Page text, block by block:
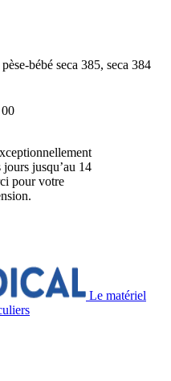
bébé seca 385, seca 384
jusqu’au 14
pour votre
Le matériel